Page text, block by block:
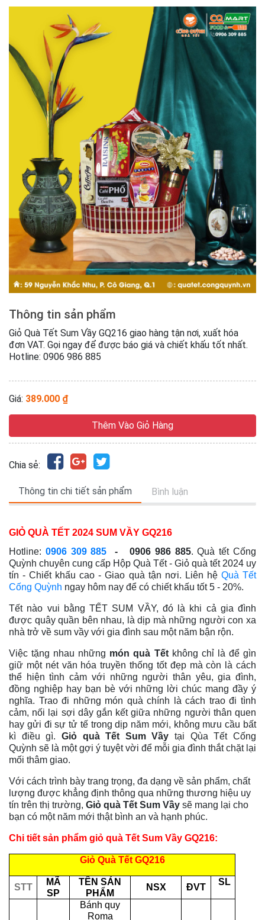
Thông tin sản phẩm
Giỏ Quà Tết Sum Vầy GQ216 giao hàng tận nơi, xuất hóa
đơn VAT. Gọi ngay để được báo giá và chiết khấu tốt nhất.
Hotline: 0906 986 885
Giá: 389.000 ₫
Thêm Vào Giỏ Hàng
Chia sẻ:
Thông tin chi tiết sản phẩm Bình luận
GIỎ QUÀ TẾT 2024 SUM VẦY GQ216
Hotline: 0906 309 885 - 0906 986 885. Quà tết Cống
Quỳnh chuyên cung cấp Hộp Quà Tết - Giỏ quà tết 2024 uy
tín - Chiết khấu cao - Giao quà tận nơi. Liên hệ Quà Tết
Cống Quỳnh ngay hôm nay để có chiết khấu tốt 5 - 20%.
Tết nào vui bằng TẾT SUM VẦY, đó là khi cả gia đình
được quây quần bên nhau, là dịp mà những người con xa
nhà trở về sum vầy với gia đình sau một năm bận rộn.
Việc tặng nhau những món quà Tếtkhông chỉ là để gìn
giữ một nét văn hóa truyền thống tốt đẹp mà còn là cách
thể hiện tình cảm với những người thân yêu, gia đình,
đồng nghiệp hay bạn bè với những lời chúc mang đầy ý
nghĩa. Trao đi những món quà chính là cách trao đi tình
cảm, nối lại sợi dây gắn kết giữa những người thân quen
hay gửi đi sự tử tế trong dịp năm mới, không mưu cầu bất
kì điều gì. Giỏ quà Tết Sum Vầy tại Qùa Tết Cống
Quỳnh sẽ là một gợi ý tuyệt vời để mỗi gia đình thắt chặt lại
mối thâm giao.
Với cách trình bày trang trọng, đa dạng về sản phẩm, chất
lượng được khẳng định thông qua những thương hiệu uy
tín trên thị trường, Giỏ quà Tết Sum Vầy sẽ mang lại cho
bạn có một năm mới thật bình an và hạnh phúc.
Chi tiết sản phẩm giỏ quà Tết Sum Vầy GQ216:
Giỏ Quà Tết GQ216
STT
MÃ
SP
TÊN SẢN
PHẨM
NSX ĐVT
SL
Bánh quy
Roma